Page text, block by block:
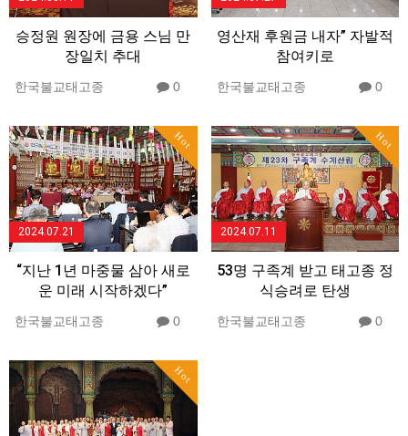
승정원 원장에 금용 스님 만
장일치 추대
한국불교태고종 0
영산재 후원금 내자” 자발적
참여키로
한국불교태고종 0
Hot
2024.07.21
“지난 1년 마중물 삼아 새로
운 미래 시작하겠다”
한국불교태고종 0
Hot
2024.07.11
53명 구족계 받고 태고종 정
식승려로 탄생
한국불교태고종 0
Hot